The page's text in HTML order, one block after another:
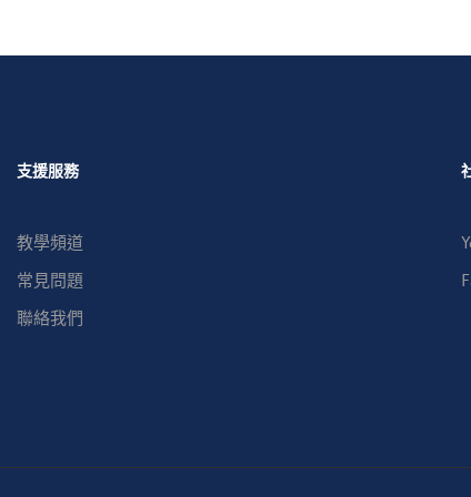
支援服務
教學頻道
常見問題
聯絡我們